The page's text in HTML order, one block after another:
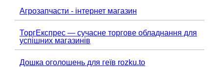
Агрозапчасти - інтернет магазин
ТоргЕкспрес — сучасне торгове обладнання для
успішних магазинів
Дошка оголошень для геїв rozku.to